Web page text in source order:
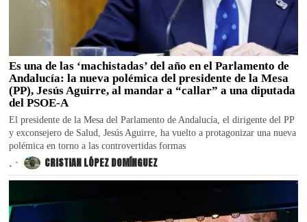
Es una de las ‘machistadas’ del año en el Parlamento de
Andalucía: la nueva polémica del presidente de la Mesa
(PP), Jesús Aguirre, al mandar a “callar” a una diputada
del PSOE-A
El presidente de la Mesa del Parlamento de Andalucía, el dirigente del PP
y exconsejero de Salud, Jesús Aguirre, ha vuelto a protagonizar una nueva
polémica en torno a las controvertidas formas
. CRISTIAN LÓPEZ DOMÍNGUEZ